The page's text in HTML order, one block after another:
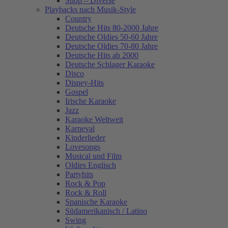
Playbacks nach Musik-Style
Country
Deutsche Hits 80-2000 Jahre
Deutsche Oldies 50-60 Jahre
Deutsche Oldies 70-80 Jahre
Deutsche Hits ab 2000
Deutsche Schlager Karaoke
Disco
Disney-Hits
Gospel
Irische Karaoke
Jazz
Karaoke Weltweit
Karneval
Kinderlieder
Lovesongs
Musical und Film
Oldies Englisch
Partyhits
Rock & Pop
Rock & Roll
Spanische Karaoke
Südamerikanisch / Latino
Swing